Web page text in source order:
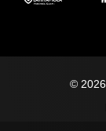
© 2026